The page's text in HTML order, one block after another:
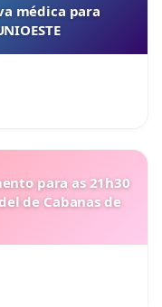
médica para
para as 21h30
de Cabanas de